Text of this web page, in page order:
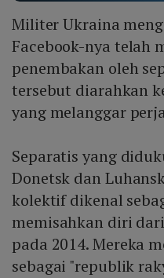
Militer Ukraina
Facebook-nya telah
penembakan oleh
tersebut diarahkan
yang melanggar
Separatis yang
Donetsk dan
kolektif dikenal
memisahkan diri
pada 2014. Mereka
sebagai "republik